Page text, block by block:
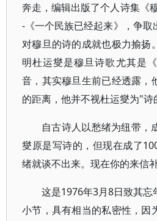
奔走，编辑出版了个人诗集《
-《一个民族已经起来》，争
对穆旦的诗的成就也极力揄扬
明杜运燮是穆旦诗歌尤其是
音，其实穆旦生前已经透露，
的距离，他并不视杜运燮为"诗
自古诗人以愁绪为纽带，
燮原是写诗的，但现在成了
绪就谈不出来。现在你的来
这是1976年3月8日致其忘
小节，具有相当的私密性，因